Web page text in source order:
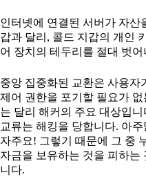
인터넷에 연결된 서버가 자산
갑과 달리, 콜드 지갑의 개인
어 장치의 테두리를 절대 벗
중앙 집중화된 교환은 사용자
제어 권한을 포기할 필요가
는 달리 해커의 주요 대상입니
교류는 해킹을 당합니다. 아
자주요! 그렇기 때문에 그 중
자금을 보유하는 것을 피하는
니다.